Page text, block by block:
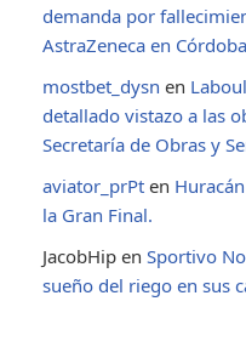
demanda por
AstraZeneca en
mostbet_dysn en
detallado vistazo a las
Secretaría de Obras y
aviator_prPt en
la Gran Final.
JacobHip en Sportivo
sueño del riego en sus